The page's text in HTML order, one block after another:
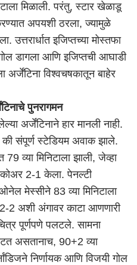
मिळाली. परंतु, स्टार खेळाडू
अपयशी ठरला, ज्यामुळे
उत्तरार्धात इजिप्तच्या मोस्तफा
डागला आणि इजिप्तची आघाडी
विश्वचषकातून बाहेर
पुनरागमन
अर्जेंटिनाने हार मानली नाही.
संपूर्ण स्टेडियम अवाक झाले.
79 व्या मिनिटाला झाली, जेव्हा
2-1 केला. पेनल्टी
मेस्सीने 83 व्या मिनिटाला
2 अशी अंगावर काटा आणणारी
पूर्णपणे पलटले. सामना
असतानाच, 90+2 व्या
निर्णायक आणि विजयी गोल